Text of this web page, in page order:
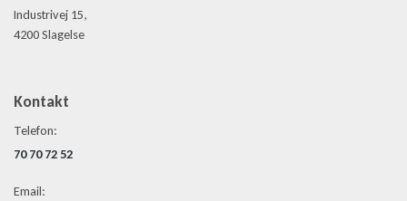
Industrivej 15,
4200 Slagelse
Kontakt
Telefon:
70 70 72 52
Email: